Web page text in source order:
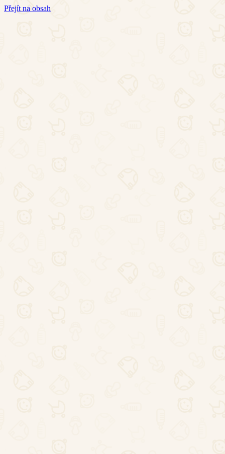
Přejít na obsah